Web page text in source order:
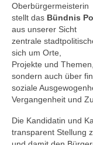
Oberbürgermeisterin
stellt das Bündnis
aus unserer Sicht
zentrale
sich um Orte,
Projekte und
sondern auch über
soziale
Vergangenheit und
Die Kandidatin und
transparent Stellung